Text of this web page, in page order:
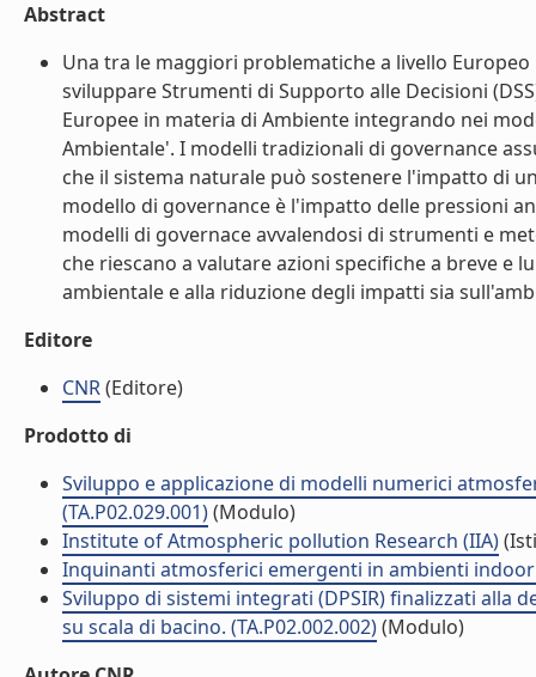
Abstract
Una tra le maggiori problematiche a livello
sviluppare Strumenti di Supporto alle Decisioni
Europee in materia di Ambiente integrando nei
Ambientale'. I modelli tradizionali di governance
che il sistema naturale può sostenere l'impatto di
modello di governance è l'impatto delle pressioni
modelli di governace avvalendosi di strumenti e
che riescano a valutare azioni specifiche a breve
ambientale e alla riduzione degli impatti sia
Editore
CNR(Editore)
Prodotto di
Sviluppo e applicazione di modelli numerici
(TA.P02.029.001)(Modulo)
Institute of Atmospheric pollution Research (IIA)
Inquinanti atmosferici emergenti in ambienti indoor
Sviluppo di sistemi integrati (DPSIR) finalizzati alla
su scala di bacino. (TA.P02.002.002)(Modulo)